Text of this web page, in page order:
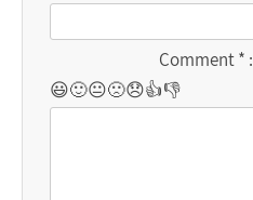
Comment * :
😃🙂😐🙁😞👍👎